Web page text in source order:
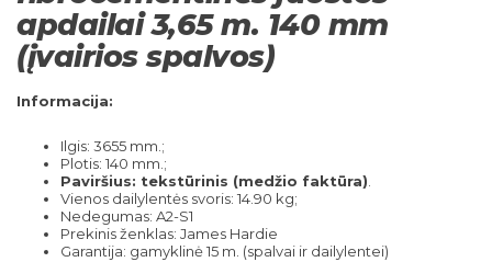
apdailai 3,65 m. 140 mm
(įvairios spalvos)
Informacija:
Ilgis: 3655 mm.;
Plotis: 140 mm.;
Paviršius: tekstūrinis (medžio faktūra).
Vienos dailylentės svoris: 14.90 kg;
Nedegumas: A2-S1
Prekinis ženklas: James Hardie
Garantija: gamyklinė 15 m. (spalvai ir dailylentei)